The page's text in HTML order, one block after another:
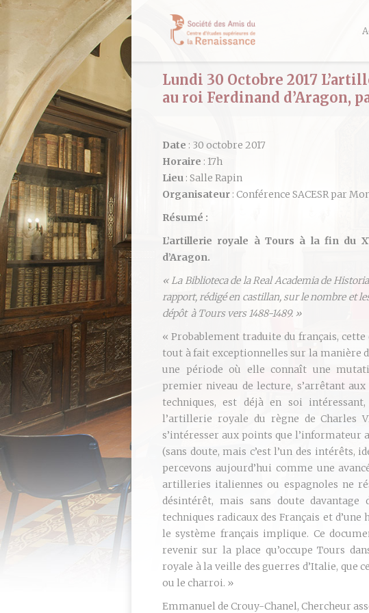
Lundi 30 Octobre 2017
au roi Ferdinand d’Aragon,
Date : 30 octobre 2017
Horaire : 17h
Lieu : Salle Rapin
Organisateur : Conférence SACESR par
Résumé :
L’artillerie royale à Tours à la fin du
d’Aragon.
« La Biblioteca de la Real Academia de
rapport, rédigé en castillan, sur le nombre et
dépôt à Tours vers 1488-1489. »
« Probablement traduite du français,
tout à fait exceptionnelles sur la manière
une période où elle connaît une
premier niveau de lecture, s’arrêtant
techniques, est déjà en soi
l’artillerie royale du règne de Charles
s’intéresser aux points que
(sans doute, mais c’est l’un des intérêts,
percevons aujourd’hui comme une
artilleries italiennes ou espagnoles ne
désintérêt, mais sans doute davantage
techniques radicaux des Français et
le système français implique. Ce
revenir sur la place qu’occupe Tours
royale à la veille des guerres d’Italie, que
ou le charroi. »
Emmanuel de Crouy-Chanel, Chercheur